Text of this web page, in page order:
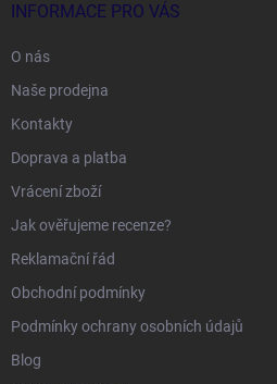
INFORMACE PRO VÁS
O nás
Naše prodejna
Kontakty
Doprava a platba
Vrácení zboží
Jak ověřujeme recenze?
Reklamační řád
Obchodní podmínky
Podmínky ochrany osobních údajů
Blog